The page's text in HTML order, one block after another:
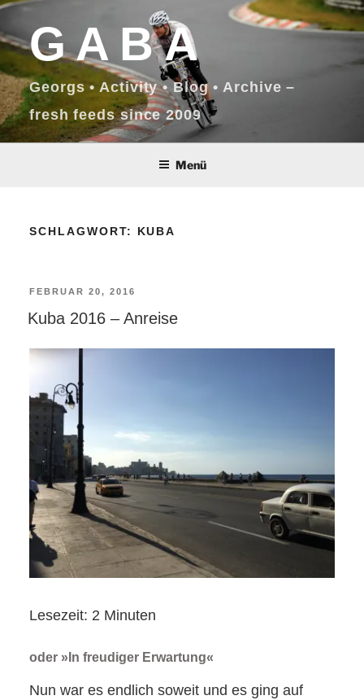
Zum
Inhalt
springenGABA
Georgs • Activity • Blog • Archive –
fresh feeds since 2009
Menü
SCHLAGWORT: KUBA
VERÖFFENTLICHT
AM
FEBRUAR 20, 2016
Kuba 2016 – Anreise
Lesezeit: 2 Minuten
oder »In freudiger Erwartung«
Nun war es endlich soweit und es ging auf